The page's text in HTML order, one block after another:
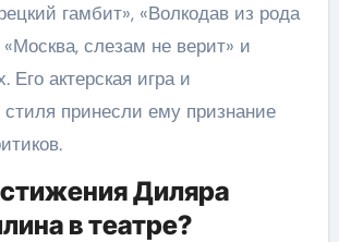
гамбит», «Волкодав из рода
слезам не верит» и
Его актерская игра и
стиля принесли ему признание
Диляра
в театре?